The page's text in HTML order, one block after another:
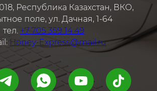
Республика Казахстан, ВКО,
поле, ул. Дачная, 1-64
тел. +7 705 359 14 49
Honey-Express@mail.ru